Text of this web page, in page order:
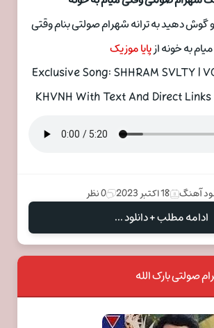
گوش دهید به ترانه شهرام صولتی بنام وقتی
میام به خونه ازپایا موزیک
Exclusive Song: SHHRAM SVLTY |
KHVNH With Text And Direct Links
آهنگ 18 اکتبر 2023 0 نظر
ادامه مطلب + دانلود ...
صولتی بارک الله